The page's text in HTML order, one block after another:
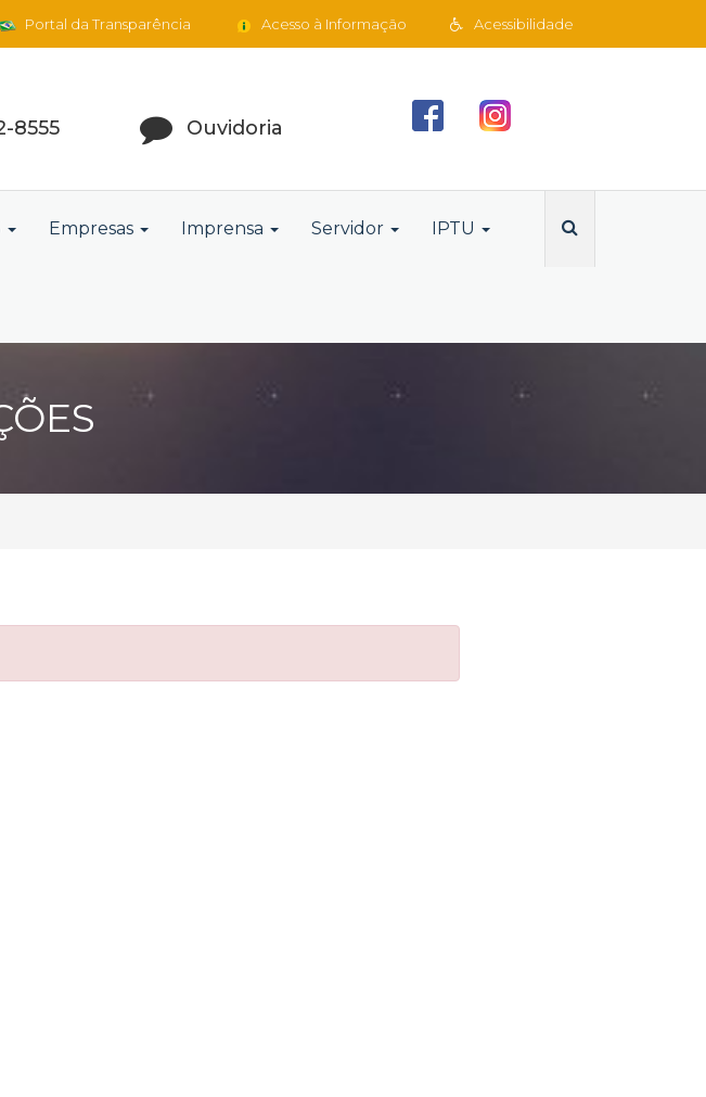
Acessibilidade
Acesso à Informação
Portal da Transparência
8555 Ouvidoria
Empresas Imprensa Servidor IPTU